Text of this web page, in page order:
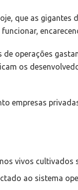
que as
operações
os
empresas
vivos cultivados
ao sistema